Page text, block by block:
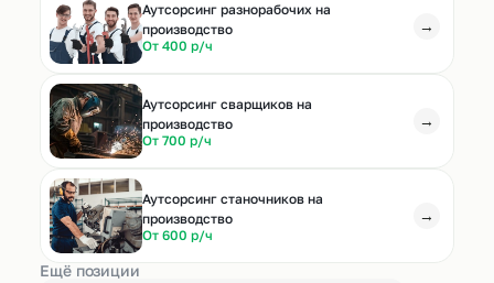
Аутсорсинг разнорабочих на
производство
От 400 р/ч
→
Аутсорсинг сварщиков на
производство
От 700 р/ч
→
Аутсорсинг станочников на
производство
От 600 р/ч
→
Ещё позиции